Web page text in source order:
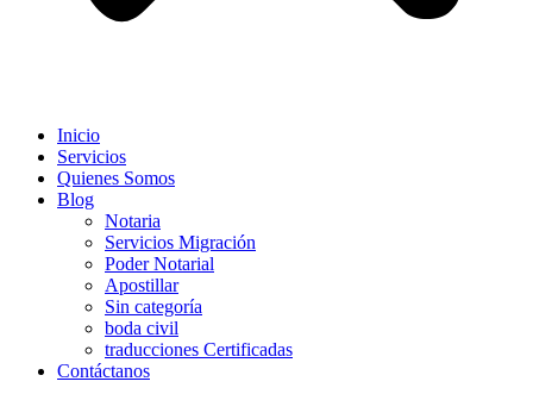
Inicio
Servicios
Quienes Somos
Blog
Notaria
Servicios Migración
Poder Notarial
Apostillar
Sin categoría
boda civil
traducciones Certificadas
Contáctanos